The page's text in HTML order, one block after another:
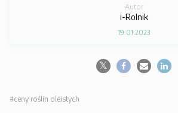
Autor
i-Rolnik
19.01.2023
#ceny roślin oleistych